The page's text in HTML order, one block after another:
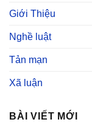
Giới Thiệu
Nghề luật
Tản mạn
Xã luận
BÀI VIẾT MỚI